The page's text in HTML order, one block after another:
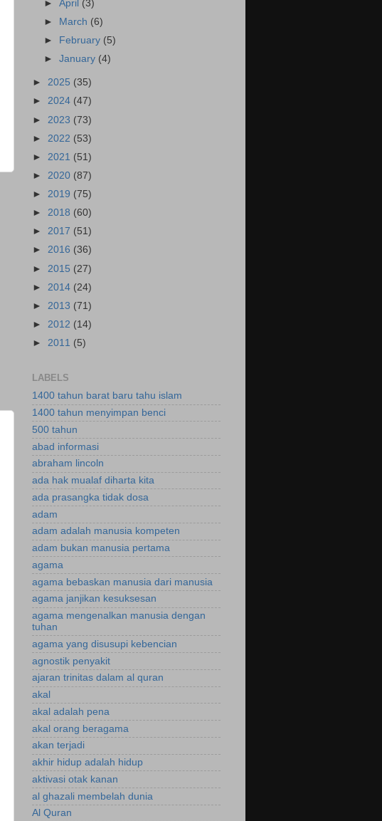
►April (3)
►
March (6)
►
February (5)
►January (4)
► 2025 (35)
► 2024 (47)
► 2023 (73)
► 2022 (53)
► 2021 (51)
► 2020 (87)
► 2019 (75)
► 2018 (60)
► 2017 (51)
► 2016 (36)
► 2015 (27)
► 2014 (24)
► 2013 (71)
► 2012 (14)
► 2011 (5)
LABELS
1400 tahun barat baru tahu islam
1400 tahun menyimpan benci
500 tahun
abad informasi
abraham lincoln
ada hak mualaf diharta kita
ada prasangka tidak dosa
adam
adam adalah manusia kompeten
adam bukan manusia pertama
agama
agama bebaskan manusia dari manusia
agama janjikan kesuksesan
agama mengenalkan manusia dengan
tuhan
agama yang disusupi kebencian
agnostik penyakit
ajaran trinitas dalam al quran
akal
akal adalah pena
akal orang beragama
akan terjadi
akhir hidup adalah hidup
aktivasi otak kanan
al ghazali membelah dunia
Al Quran